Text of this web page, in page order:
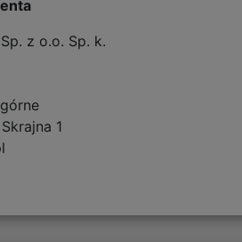
z o.o. Sp. k.
1